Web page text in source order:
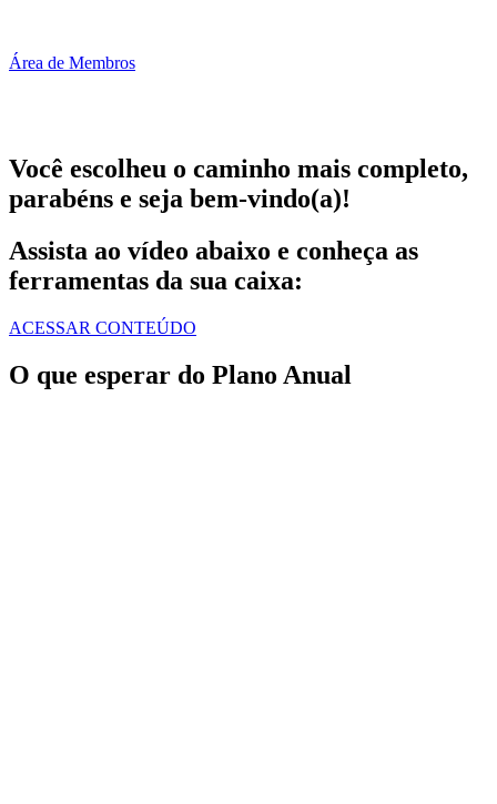
Área de Membros
Você escolheu o caminho mais completo,
parabéns e seja bem-vindo(a)!
Assista ao vídeo abaixo e conheça as
ferramentas da sua caixa:
ACESSAR CONTEÚDO
O que esperar do Plano Anual